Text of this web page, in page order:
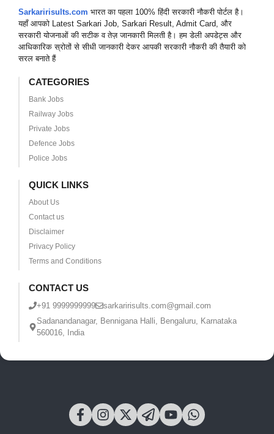
Sarkaririsults.com भारत का पहला 100% हिंदी सरकारी नौकरी पोर्टल है।
यहाँ आपको Latest Sarkari Job, Sarkari Result, Admit Card, और
सरकारी योजनाओं की सटीक व तेज़ जानकारी मिलती है। हम डेली अपडेट्स और
आधिकारिक स्रोतों से सीधी जानकारी देकर आपकी सरकारी नौकरी की तैयारी को
सरल बनाते हैं
CATEGORIES
Bank Jobs
Railway Jobs
Private Jobs
Defence Jobs
Police Jobs
QUICK LINKS
About Us
Contact us
Disclaimer
Privacy Policy
Terms and Conditions
CONTACT US
+91 9999999999
sarkaririsults.com@gmail.com
Sadanandanagar, Bennigana Halli, Bengaluru, Karnataka
560016, India